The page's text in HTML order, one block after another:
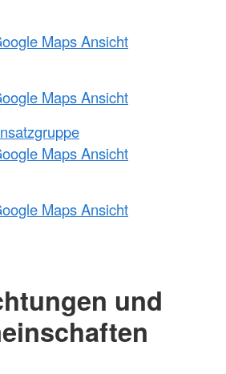
Maps Ansicht
Maps Ansicht
Maps Ansicht
Maps Ansicht
und